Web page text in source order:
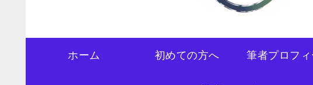
ホーム 初めての方へ 筆者プロフ